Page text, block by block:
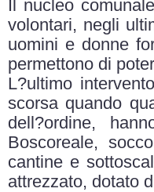
Il nucleo
volontari, negli
uomini e donne
permettono di
L?ultimo
scorsa quando
dell?ordine,
Boscoreale,
cantine e
attrezzato, dotato